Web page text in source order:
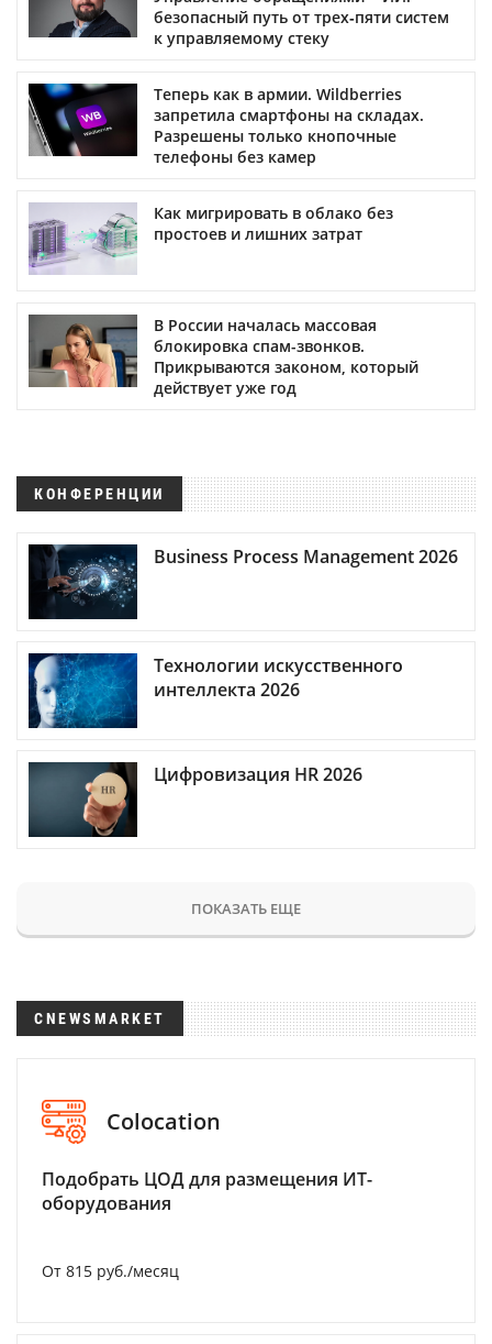
безопасный путь от трех‑пяти систем
к управляемому стеку
Теперь как в армии. Wildberries
запретила смартфоны на складах.
Разрешены только кнопочные
телефоны без камер
Как мигрировать в облако без
простоев и лишних затрат
В России началась массовая
блокировка спам-звонков.
Прикрываются законом, который
действует уже год
КОНФЕРЕНЦИИ
Business Process Management 2026
Технологии искусственного
интеллекта 2026
Цифровизация HR 2026
ПОКАЗАТЬ ЕЩЕ
CNEWSMARKET
Colocation
Подобрать ЦОД для размещения ИТ-
оборудования
От 815 руб./месяц